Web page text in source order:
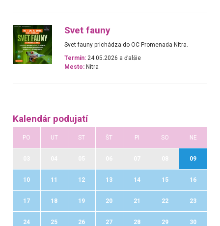
Svet fauny
Svet fauny prichádza do OC Promenada Nitra.
Termín: 24.05.2026 a ďalšie
Mesto: Nitra
Kalendár podujatí
PO UT ST ŠT PI SO NE
09
10 11 12 13 14 15 16
17 18 19 20 21 22 23
24 25 26 27 28 29 30